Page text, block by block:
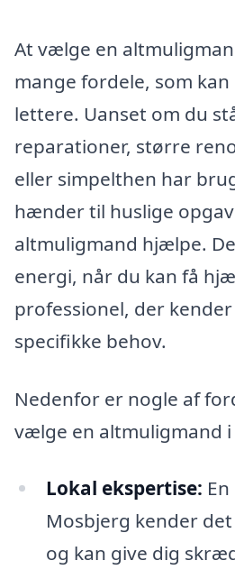
At vælge en
mange fordele, som
lettere. Uanset om du
reparationer, større
eller simpelthen har
hænder til huslige
altmuligmand hjælpe.
energi, når du kan få
professionel, der
specifikke behov.
Nedenfor er nogle af
vælge en altmuligmand
Lokal ekspertise:
Mosbjerg kender
og kan give dig